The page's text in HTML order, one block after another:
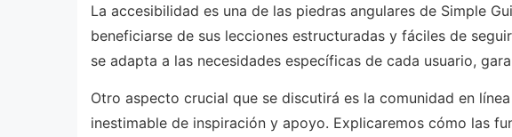
La accesibilidad es una de las piedras angulares de Simple
beneficiarse de sus lecciones estructuradas y fáciles de
se adapta a las necesidades específicas de cada usuario,
Otro aspecto crucial que se discutirá es la comunidad en
inestimable de inspiración y apoyo. Explicaremos cómo las